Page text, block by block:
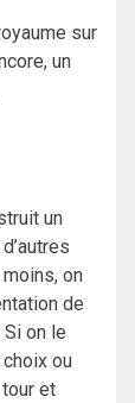
sur
un
un
on
de
on le
ou
et